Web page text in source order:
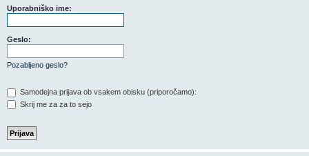
Uporabniško ime:
Geslo:
Pozabljeno geslo?
Samodejna prijava ob vsakem obisku (priporočamo):
Skrij me za za to sejo